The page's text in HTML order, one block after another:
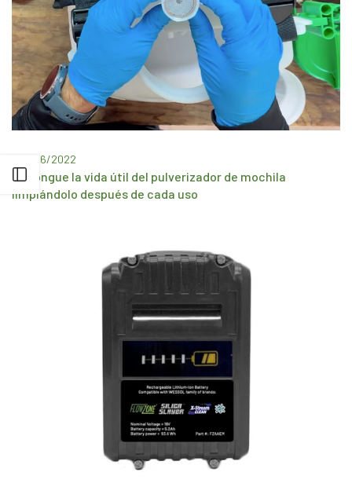
10/6/2022
Prolongue la vida útil del pulverizador de mochila
limpiándolo después de cada uso
Abrir barra lateral